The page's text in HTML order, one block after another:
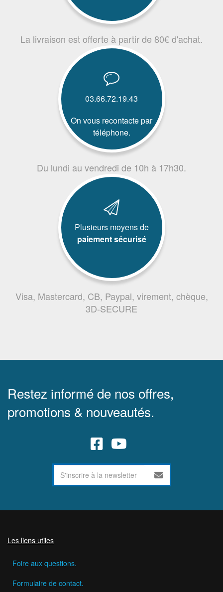
La livraison est offerte à partir de 80€ d'achat.
03.66.72.19.43
On vous recontacte par
téléphone.
Du lundi au vendredi de 10h à 17h30.
Plusieurs moyens de
paiement sécurisé
Visa, Mastercard, CB, Paypal, virement, chèque,
3D-SECURE
Restez informé de nos offres,
promotions & nouveautés.
Les liens utiles
Foire aux questions.
Formulaire de contact.